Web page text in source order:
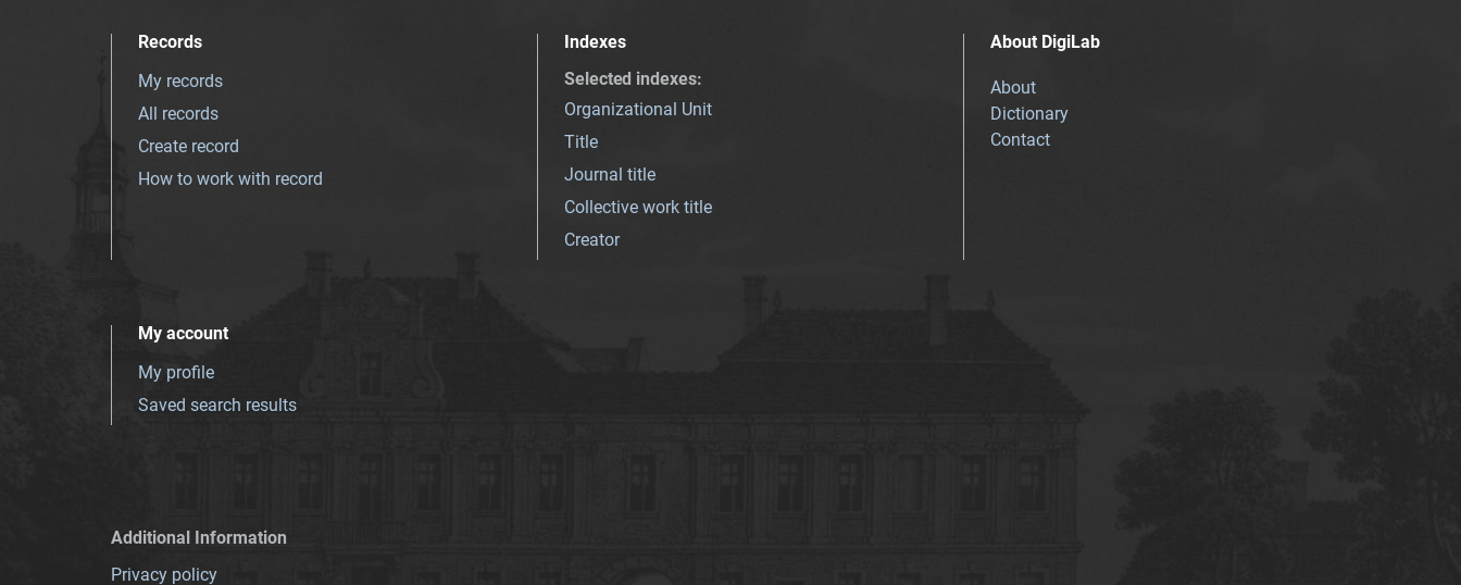
Records
My records
All records
Create record
How to work with record
Indexes
Selected indexes:
Organizational Unit
Title
Journal title
Collective work title
Creator
About DigiLab
About
Dictionary
Contact
My account
My profile
Saved search results
Additional Information
Privacy policy